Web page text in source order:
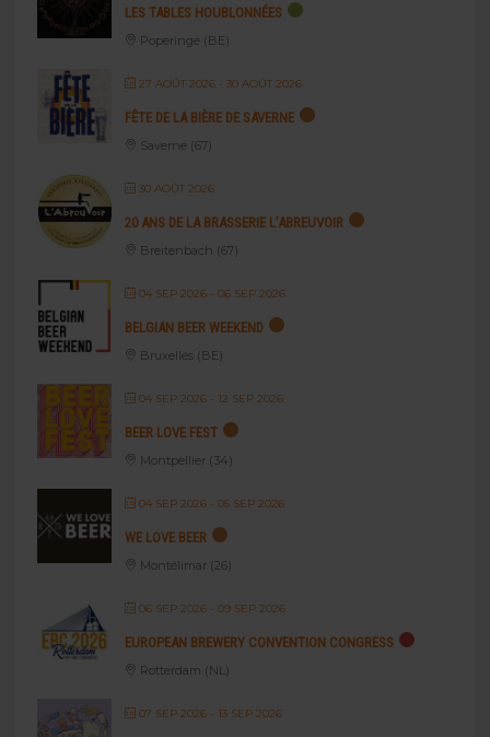
LES TABLES HOUBLONNÉES
Poperinge (BE)
27 AOÛT 2026- 30 AOÛT 2026
FÊTE DE LA BIÈRE DE SAVERNE
Saverne (67)
30 AOÛT 2026
20 ANS DE LA BRASSERIE L’ABREUVOIR
Breitenbach (67)
04 SEP 2026- 06 SEP 2026
BELGIAN BEER WEEKEND
Bruxelles (BE)
04 SEP 2026- 12 SEP 2026
BEER LOVE FEST
Montpellier (34)
04 SEP 2026- 05 SEP 2026
WE LOVE BEER
Montélimar (26)
06 SEP 2026- 09 SEP 2026
EUROPEAN BREWERY CONVENTION CONGRESS
Rotterdam (NL)
07 SEP 2026- 13 SEP 2026